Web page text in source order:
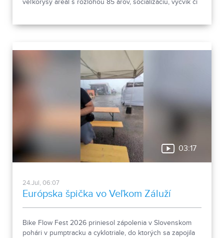
veľkorysý areál s rozlohou 85 árov, socializáciu, výcvik či
03:17
24.Jul, 06:07
Európska špička vo Veľkom Záluží
Bike Flow Fest 2026 priniesol zápolenia v Slovenskom
pohári v pumptracku a cyklotriale, do ktorých sa zapojila